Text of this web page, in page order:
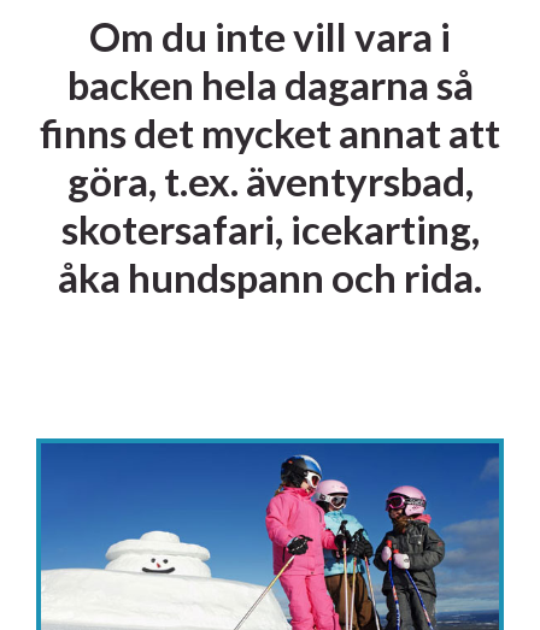
Om du inte vill vara i
backen hela dagarna så
finns det mycket annat att
göra, t.ex. äventyrsbad,
skotersafari, icekarting,
åka hundspann och rida.